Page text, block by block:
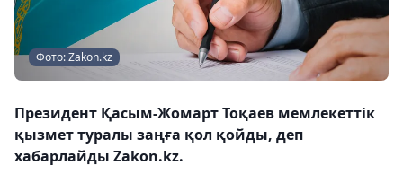
Фото: Zakon.kz
Президент Қасым-Жомарт Тоқаев мемлекеттік
қызмет туралы заңға қол қойды, деп
хабарлайды Zakon.kz.